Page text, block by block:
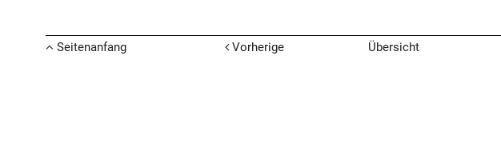
Seitenanfang Vorherige Übersicht